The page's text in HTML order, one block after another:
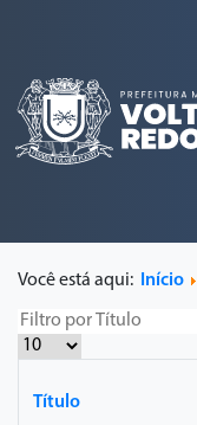
Você está aqui: Início
Título